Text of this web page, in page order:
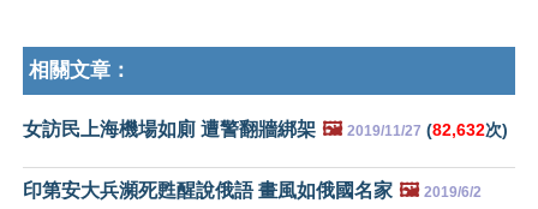
相關文章：
女訪民上海機場如廁 遭警翻牆綁架 🖼️ 2019/11/27 (82,632次)
印第安大兵瀕死甦醒說俄語 畫風如俄國名家 🖼️ 2019/6/2